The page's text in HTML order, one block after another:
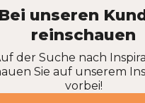
Bei unseren
reinschauen
der Suche nach
Sie auf unserem
vorbei!